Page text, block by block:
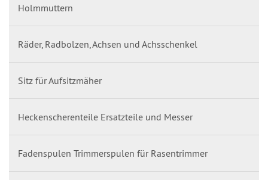
Holmmuttern
Räder, Radbolzen, Achsen und Achsschenkel
Sitz für Aufsitzmäher
Heckenscherenteile Ersatzteile und Messer
Fadenspulen Trimmerspulen für Rasentrimmer